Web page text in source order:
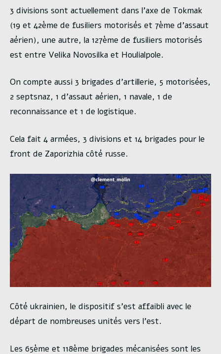
3 divisions sont actuellement dans l’axe de Tokmak
(19 et 42ème de fusiliers motorisés et 7ème d’assaut
aérien), une autre, la 127ème de fusiliers motorisés
est entre Velika Novosilka et Houlialpole.
On compte aussi 3 brigades d’artillerie, 5 motorisées,
2 septsnaz, 1 d’assaut aérien, 1 navale, 1 de
reconnaissance et 1 de logistique.
Cela fait 4 armées, 3 divisions et 14 brigades pour le
front de Zaporizhia côté russe.
Côté ukrainien, le dispositif s’est affaibli avec le
départ de nombreuses unités vers l’est.
Les 65ème et 118ème brigades mécanisées sont les